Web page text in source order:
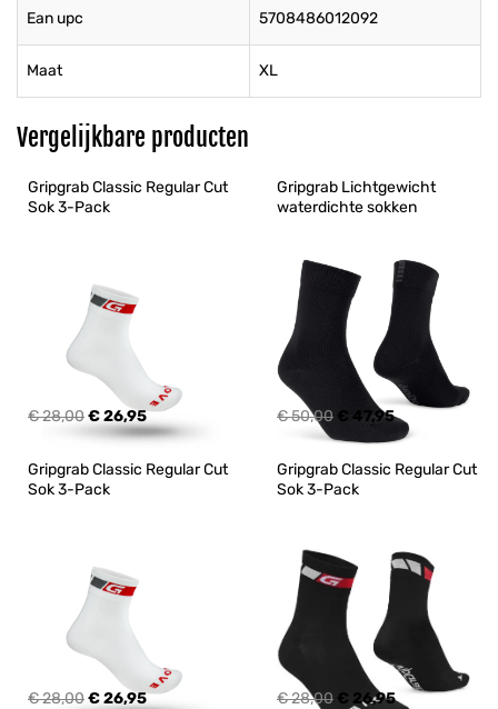
Ean upc 5708486012092
Maat XL
Vergelijkbare producten
Gripgrab Classic Regular Cut
Sok 3-Pack
€ 28,00€ 26,95
Gripgrab Lichtgewicht
waterdichte sokken
€ 50,00 € 47,95
Gripgrab Classic Regular Cut
Sok 3-Pack
€ 28,00€ 26,95
Gripgrab Classic Regular Cut
Sok 3-Pack
€ 28,00 € 26,95